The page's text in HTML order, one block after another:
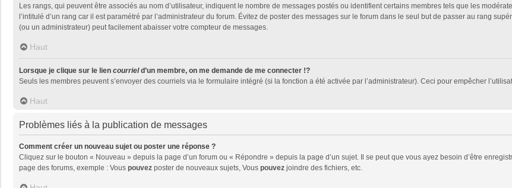
Les rangs, qui peuvent être associés au nom d’utilisateur, indiquent le nombre de messages postés ou identifient certains membres tels que les
l’intitulé d’un rang car il est paramétré par l’administrateur du forum. Évitez de poster des messages sur le forum dans le seul but de passer au rang
(ou un administrateur) peut facilement abaisser votre compteur de messages.
Haut
Lorsque je clique sur le lien courrield’un membre, on me demande de me connecter !?
Seuls les membres peuvent s’envoyer des courriels via le formulaire intégré (si la fonction a été activée par l’administrateur). Ceci pour empêcher
Haut
Problèmes liés à la publication de messages
Comment créer un nouveau sujet ou poster une réponse ?
Cliquez sur le bouton « Nouveau » depuis la page d’un forum ou « Répondre » depuis la page d’un sujet. Il se peut que vous ayez besoin d’être
page des forums, exemple : Vous pouvez poster de nouveaux sujets, Vous pouvez joindre des fichiers, etc.